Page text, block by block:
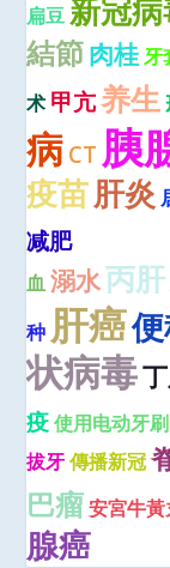
扁豆 新冠
結節肉桂 牙
术 甲亢养生
病CT 胰
疫苗肝炎
减肥
血 溺水丙肝
种 肝癌
状病毒
疫 使用电动牙刷
拔牙 傳播新冠
巴瘤 安宮牛
腺癌